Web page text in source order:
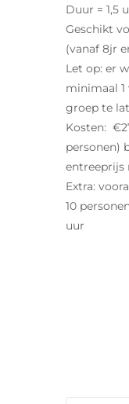
Duur = 1,5
Geschikt
(vanaf 8jr
Let op: er
minimaal 1
groep te
Kosten:
personen)
entreeprijs
Extra:
10
uur